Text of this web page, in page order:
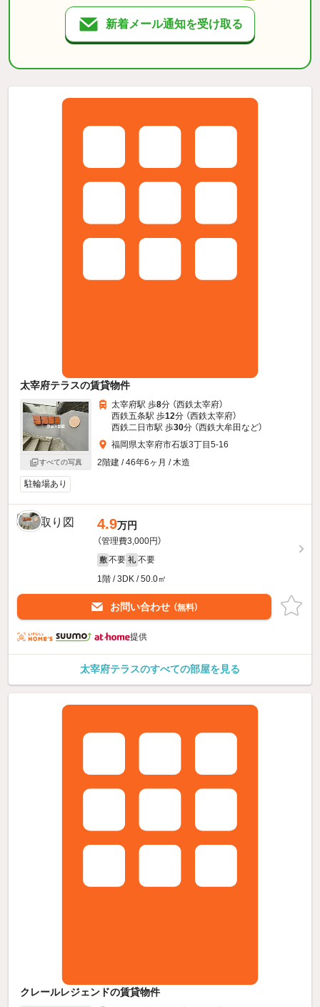
新着メール通知を受け取る
太宰府テラスの賃貸物件
すべての写真
太宰府駅 歩8分 （西鉄太宰府）
西鉄五条駅 歩12分 （西鉄太宰府）
西鉄二日市駅 歩30分 （西鉄大牟田など）
福岡県太宰府市石坂3丁目5-16
2階建 / 46年6ヶ月 / 木造
駐輪場あり
4.9万円
（管理費3,000円）
敷 不要 礼 不要
1階 / 3DK / 50.0㎡
お問い合わせ （無料）
提供
太宰府テラスのすべての部屋を見る
クレールレジェンドの賃貸物件